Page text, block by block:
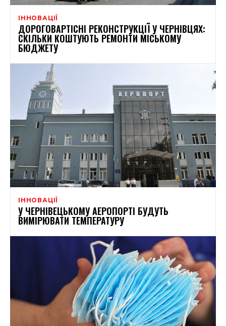
ІННОВАЦІЇ
ДОРОГОВАРТІСНІ РЕКОНСТРУКЦІЇ У ЧЕРНІВЦЯХ:
СКІЛЬКИ КОШТУЮТЬ РЕМОНТИ МІСЬКОМУ
БЮДЖЕТУ
ІННОВАЦІЇ
У ЧЕРНІВЕЦЬКОМУ АЕРОПОРТІ БУДУТЬ
ВИМІРЮВАТИ ТЕМПЕРАТУРУ